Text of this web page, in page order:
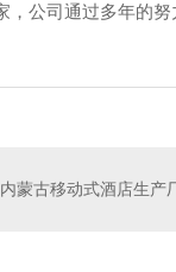
公司通过多年的